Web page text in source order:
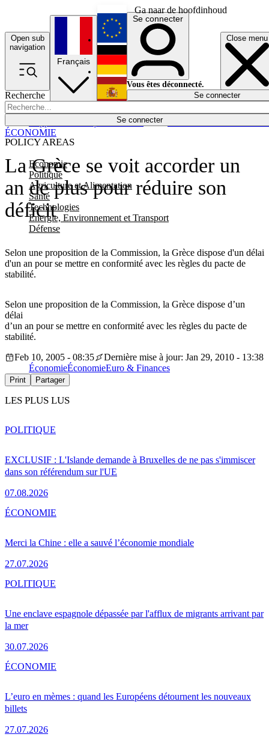
Ga naar de hoofdinhoud
Open sub
navigation
Close menu
Recherche
Se connecter
POLICY AREAS
Economie
Politique
Agriculture et Alimentation
Santé
Technologies
Energie, Environnement et Transport
Défense
Économie
Français
English
Deutsch
Español
Se connecter
Vous êtes déconnecté.
Se connecter
La Grèce se voit accorder un
an de plus pour réduire son
déficit
Selon une proposition de la Commission, la Grèce dispose d'un délai
d'un an pour se mettre en conformité avec les règles du pacte de
stabilité.
ÉCONOMIE
Selon une proposition de la Commission, la Grèce dispose d’un
délai
d’un an pour se mettre en conformité avec les règles du pacte de
stabilité.
Feb 10, 2005 - 08:35
Dernière mise à jour: Jan 29, 2010 - 13:38
ÉconomieÉconomieEuro & Finances
Print Partager
LES PLUS LUS
EXCLUSIF : L'Islande demande à Bruxelles de ne pas s'immiscer
dans son référendum sur l'UE
07.08.2026
POLITIQUE
Merci la Chine : elle a sauvé l’économie mondiale
27.07.2026
ÉCONOMIE
Une enclave espagnole dépassée par l'afflux de migrants arrivant par
la mer
30.07.2026
POLITIQUE
L’euro en mèmes : quand les Européens détournent les nouveaux
billets
27.07.2026
ÉCONOMIE